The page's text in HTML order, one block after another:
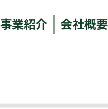
事業紹介 会社概要